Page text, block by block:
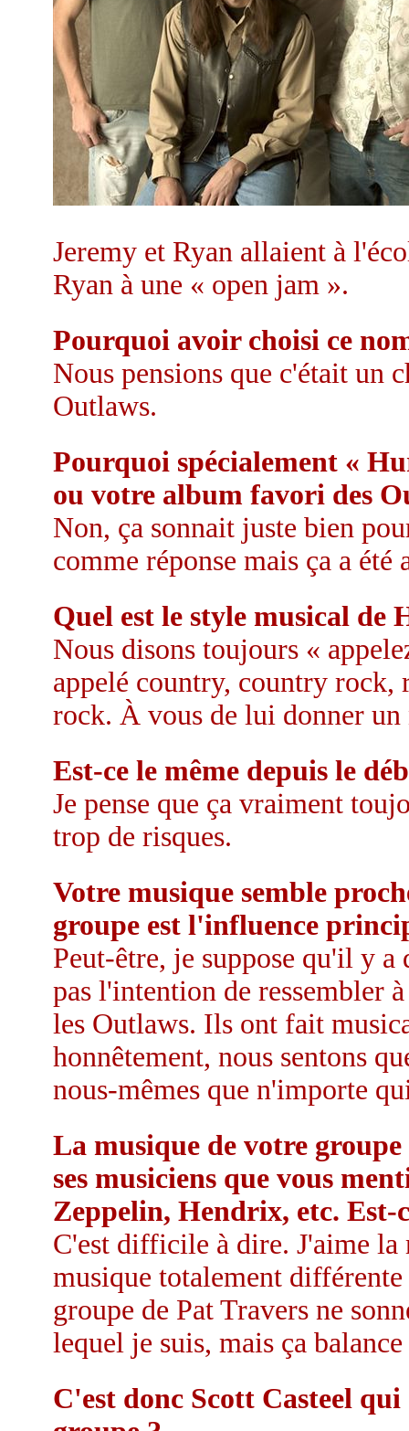
Jeremy et Ryan allaient à
Ryan à une « open jam ».
Pourquoi avoir choisi ce
Nous pensions que c'était un
Outlaws.
Pourquoi spécialement «
ou votre album favori des
Non, ça sonnait juste bien
comme réponse mais ça a été
Quel est le style musical de
Nous disons toujours «
appelé country, country rock,
rock. À vous de lui donner un
Est-ce le même depuis le
Je pense que ça vraiment
trop de risques.
Votre musique semble
groupe est l'influence
Peut-être, je suppose qu'il y a
pas l'intention de ressembler
les Outlaws. Ils ont fait
honnêtement, nous sentons
nous-mêmes que n'importe
La musique de votre
ses musiciens que vous
Zeppelin, Hendrix, etc. Est-
C'est difficile à dire. J'aime la
musique totalement
groupe de Pat Travers ne
lequel je suis, mais ça balance
C'est donc Scott Casteel